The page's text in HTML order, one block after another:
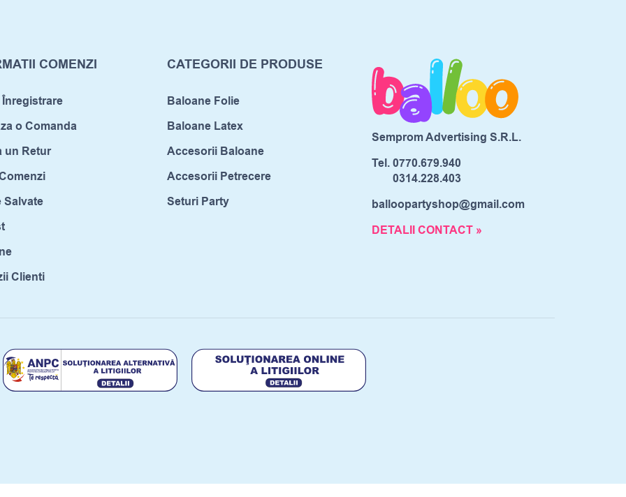
COMENZI
o Comanda
un Retur
Salvate
Clienti
CATEGORII DE PRODUSE
Baloane Folie
Baloane Latex
Accesorii Baloane
Accesorii Petrecere
Seturi Party
Semprom Advertising S.R.L.
Tel.0770.679.940
0314.228.403
balloopartyshop@gmail.com
DETALII CONTACT »